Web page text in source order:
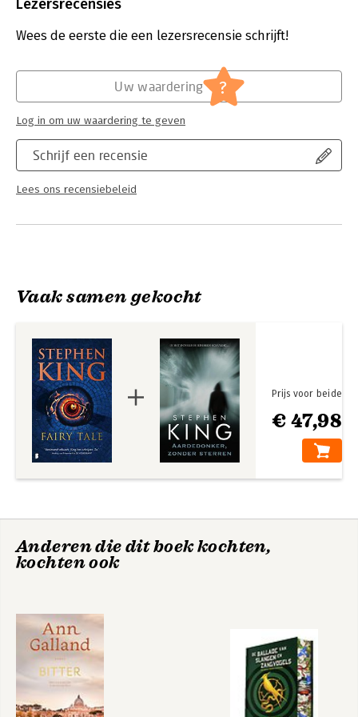
Verschijningsdatum:
6-9-2022
Thrillers en spanning
Lezersrecensies
Wees de eerste die een lezersrecensie schrijft!
Schrijf een recensie
Lees ons recensiebeleid
Uw waardering ?
Log in om uw waardering te geven
Vaak samen gekocht
€ 47,98
Prijs voor beide
Anderen die dit boek kochten,
kochten ook